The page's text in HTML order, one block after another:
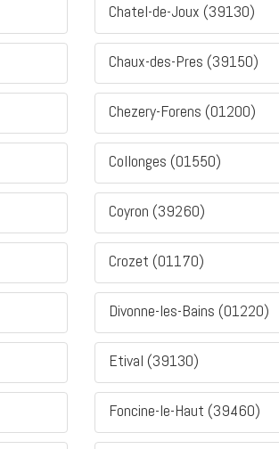
Chatel-de-Joux (39130)
Chaux-des-Pres (39150)
Chezery-Forens (01200)
Collonges (01550)
Coyron (39260)
Crozet (01170)
Divonne-les-Bains (01220)
Etival (39130)
Foncine-le-Haut (39460)